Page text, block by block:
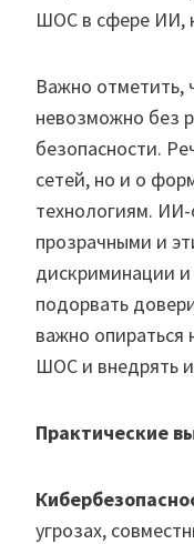
ШОС в сфере ИИ,
Важно отметить,
невозможно без
безопасности.
сетей, но и о
технологиям.
прозрачными и
дискриминации и
подорвать
важно опираться
ШОС и внедрять
Практические
угрозах,